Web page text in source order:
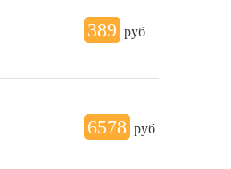
389 руб
6578 руб